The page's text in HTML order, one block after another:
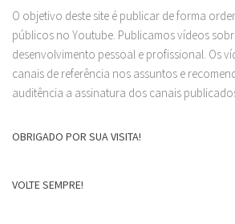
O objetivo deste site é publicar de forma
públicos no Youtube. Publicamos vídeos
desenvolvimento pessoal e profissional. Os
canais de referência nos assuntos e
auditência a assinatura dos canais
OBRIGADO POR SUA VISITA!
VOLTE SEMPRE!